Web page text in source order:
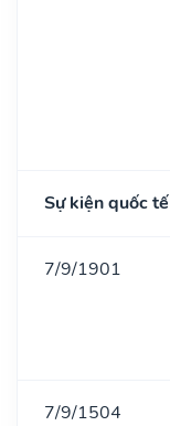
Sự kiện quốc tế
7/9/1901
7/9/1504